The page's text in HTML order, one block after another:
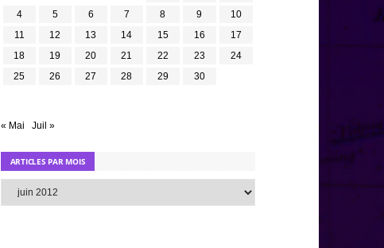
4
5 6 7 8 9
10
11
12 13 14 15 16
17
18
19 20 21 22 23
24
25
26 27 28 29 30
« Mai Juil »
ARTICLES PAR MOIS
mois